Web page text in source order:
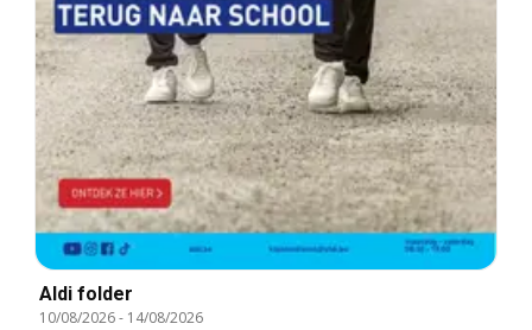
Aldi folder
10/08/2026- 14/08/2026